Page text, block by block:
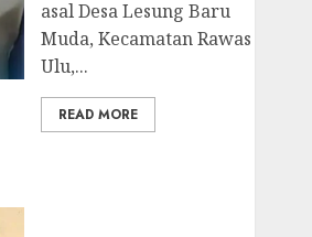
asal Desa Lesung Baru
Muda, Kecamatan Rawas
Ulu,...
READ MORE